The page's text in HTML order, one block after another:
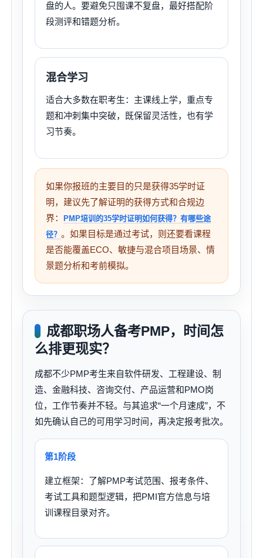
盘的人。要避免只囤课不复盘，最好搭配阶
段测评和错题分析。
混合学习
适合大多数在职考生：主课线上学，重点专
题和冲刺集中突破，既保留灵活性，也有学
习节奏。
如果你报班的主要目的只是获得35学时证
明，建议先了解证明的获得方式和合规边
界：
PMP培训的35学时证明如何获得？有哪些途
径？ 。如果目标是通过考试，则还要看课程
是否能覆盖ECO、敏捷与混合项目场景、情
景题分析和考前模拟。
成都职场人备考PMP，时间怎
么排更现实？
成都不少PMP考生来自软件研发、工程建设、制
造、金融科技、咨询交付、产品运营和PMO岗
位，工作节奏并不轻。与其追求“一个月速成”，不
如先确认自己的可用学习时间，再决定报考批次。
第1阶段
建立框架：了解PMP考试范围、报考条件、
考试工具和题型逻辑，把PMI官方信息与培
训课程目录对齐。